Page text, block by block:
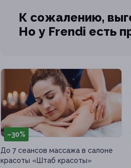
К сожалению,
Но у Frendi есть
–30%
До 7 сеансов массажа в салоне
красоты «Штаб красоты»